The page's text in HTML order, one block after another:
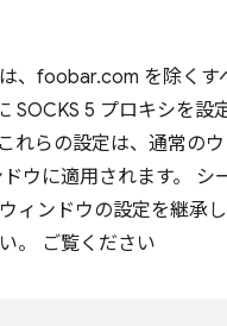
、foobar.com を除くす
SOCKS 5 プロキシを設
れらの設定は、通常の
ウに適用されます。 シ
ィンドウの設定を継承し
。 ご覧ください